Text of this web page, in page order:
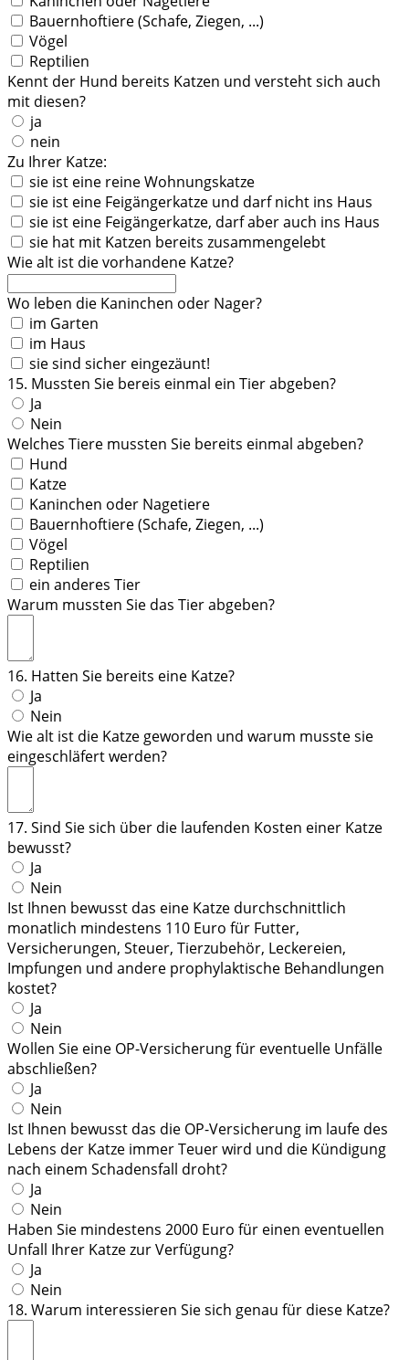
Bauernhoftiere (Schafe, Ziegen, ...)
Vögel
Reptilien
Kennt der Hund bereits Katzen und versteht sich auch
mit diesen?
ja
nein
Zu Ihrer Katze:
sie ist eine reine Wohnungskatze
sie ist eine Feigängerkatze und darf nicht ins Haus
sie ist eine Feigängerkatze, darf aber auch ins Haus
sie hat mit Katzen bereits zusammengelebt
Wie alt ist die vorhandene Katze?
Wo leben die Kaninchen oder Nager?
im Garten
im Haus
sie sind sicher eingezäunt!
15. Mussten Sie bereis einmal ein Tier abgeben?
Ja
Nein
Welches Tiere mussten Sie bereits einmal abgeben?
Hund
Katze
Kaninchen oder Nagetiere
Bauernhoftiere (Schafe, Ziegen, ...)
Vögel
Reptilien
ein anderes Tier
Warum mussten Sie das Tier abgeben?
16. Hatten Sie bereits eine Katze?
Ja
Nein
Wie alt ist die Katze geworden und warum musste sie
eingeschläfert werden?
17. Sind Sie sich über die laufenden Kosten einer Katze
bewusst?
Ja
Nein
Ist Ihnen bewusst das eine Katze durchschnittlich
monatlich mindestens 110 Euro für Futter,
Versicherungen, Steuer, Tierzubehör, Leckereien,
Impfungen und andere prophylaktische Behandlungen
kostet?
Ja
Nein
Wollen Sie eine OP-Versicherung für eventuelle Unfälle
abschließen?
Ja
Nein
Ist Ihnen bewusst das die OP-Versicherung im laufe des
Lebens der Katze immer Teuer wird und die Kündigung
nach einem Schadensfall droht?
Ja
Nein
Haben Sie mindestens 2000 Euro für einen eventuellen
Unfall Ihrer Katze zur Verfügung?
Ja
Nein
18. Warum interessieren Sie sich genau für diese Katze?